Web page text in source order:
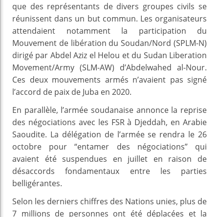
que des représentants de divers groupes civils se
réunissent dans un but commun. Les organisateurs
attendaient notamment la participation du
Mouvement de libération du Soudan/Nord (SPLM-N)
dirigé par Abdel Aziz el Helou et du Sudan Liberation
Movement/Army (SLM-AW) d’Abdelwahed al-Nour.
Ces deux mouvements armés n’avaient pas signé
l’accord de paix de Juba en 2020.
En parallèle, l’armée soudanaise annonce la reprise
des négociations avec les FSR à Djeddah, en Arabie
Saoudite. La délégation de l’armée se rendra le 26
octobre pour “entamer des négociations” qui
avaient été suspendues en juillet en raison de
désaccords fondamentaux entre les parties
belligérantes.
Selon les derniers chiffres des Nations unies, plus de
7 millions de personnes ont été déplacées et la